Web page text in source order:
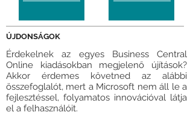
ÚJDONSÁGOK
Érdekelnek az egyes Business Central
Online kiadásokban megjelenő újítások?
Akkor érdemes követned az alábbi
összefoglalót, mert a Microsoft nem áll le a
fejlesztéssel, folyamatos innovációval látja
el a felhasználóit.